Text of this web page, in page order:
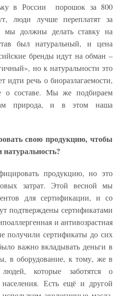
в России порошок за 800
люди лучше переплатят за
мы должны делать ставку на
был натуральный, и цена
бренды идут на обман –
но к натуральности это
речь о биоразлагаемости,
о составе. Мы же подбираем
природа, и в этом наша
свою продукцию, чтобы
продукцию, но это
затрат. Этой весной мы
для сертификации, и со
подтверждены сертификатами
и антивозрастная
сертификаты до сих
важно вкладывать деньги в
в оборудование, к тому, же в
которые заботятся о
Есть ещё и другой